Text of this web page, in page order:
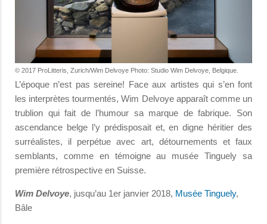
© 2017 ProLitteris, Zurich/Wim Delvoye Photo: Studio Wim Delvoye, Belgique.
L’époque n’est pas sereine! Face aux artistes qui s’en font
les interprètes tourmentés, Wim Delvoye apparaît comme un
trublion qui fait de l’humour sa marque de fabrique. Son
ascendance belge l’y prédisposait et, en digne héritier des
surréalistes, il perpétue avec art, détournements et faux
semblants, comme en témoigne au musée Tinguely sa
première rétrospective en Suisse.
Wim Delvoye, jusqu’au 1er janvier 2018, Musée Tinguely,
Bâle